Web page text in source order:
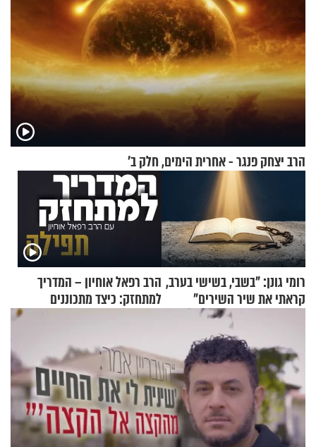
הרב יצחק פנגר - אחרית הימים, חלק ב’
רומי גונן: "בשבי, בשישי בערב,
קראתי את שיר השירים"
הרב רפאל אוחיון – המדריך
למתחזק: כיצד מתכוננים